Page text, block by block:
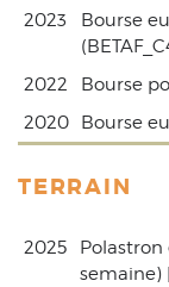
2023
Bourse
2022
Bourse
2020
Bourse
TERRAIN
2025
Polastron
semaine)